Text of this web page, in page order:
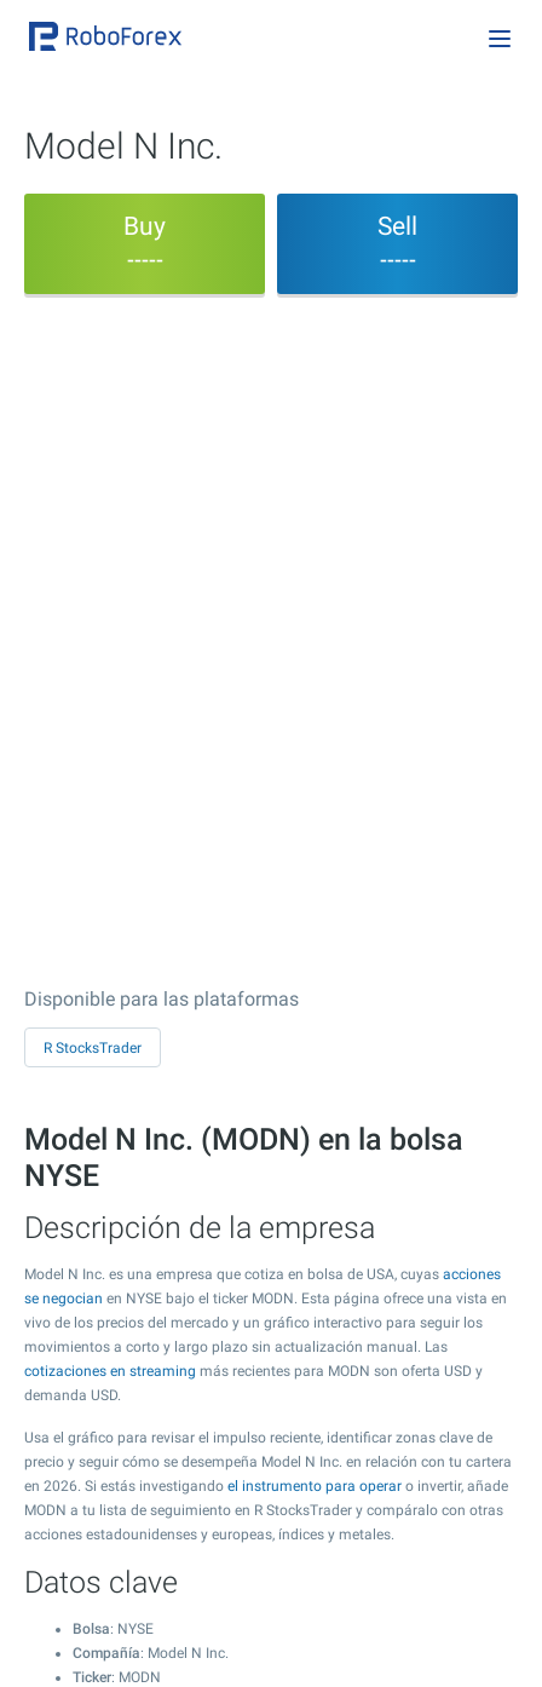
Model N Inc.
Buy
-----
Sell
-----
Disponible para las plataformas
R StocksTrader
Model N Inc. (MODN) en la bolsa
NYSE
Descripción de la empresa
Model N Inc. es una empresa que cotiza en bolsa de USA, cuyas acciones
se negocian en NYSE bajo el ticker MODN. Esta página ofrece una vista en
vivo de los precios del mercado y un gráfico interactivo para seguir los
movimientos a corto y largo plazo sin actualización manual. Las
cotizaciones en streaming más recientes para MODN son oferta USD y
demanda USD.
Usa el gráfico para revisar el impulso reciente, identificar zonas clave de
precio y seguir cómo se desempeña Model N Inc. en relación con tu cartera
en 2026. Si estás investigando el instrumento para operar o invertir, añade
MODN a tu lista de seguimiento en R StocksTrader y compáralo con otras
acciones estadounidenses y europeas, índices y metales.
Datos clave
Bolsa: NYSE
Compañía: Model N Inc.
Ticker: MODN